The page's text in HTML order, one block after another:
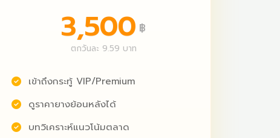
3,500 ฿
ตกวันละ 9.59 บาท
เข้าถึงกระทู้ VIP/Premium
ดูราคายางย้อนหลังได้
บทวิเคราะห์แนวโน้มตลาด